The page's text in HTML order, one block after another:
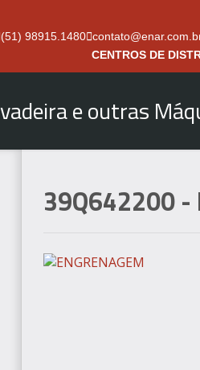
(51) 98915.1480
CENTROS DE
e outras
39Q642200-